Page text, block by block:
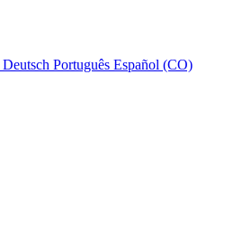
Deutsch Português Español (CO)